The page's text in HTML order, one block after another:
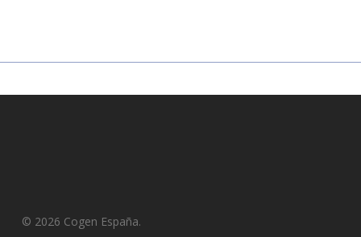
© 2026 Cogen España.